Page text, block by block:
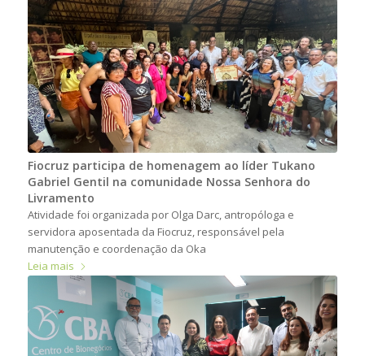
Fiocruz participa de homenagem ao líder Tukano
Gabriel Gentil na comunidade Nossa Senhora do
Livramento
Atividade foi organizada por Olga Darc, antropóloga e
servidora aposentada da Fiocruz, responsável pela
manutenção e coordenação da Oka
Leia mais